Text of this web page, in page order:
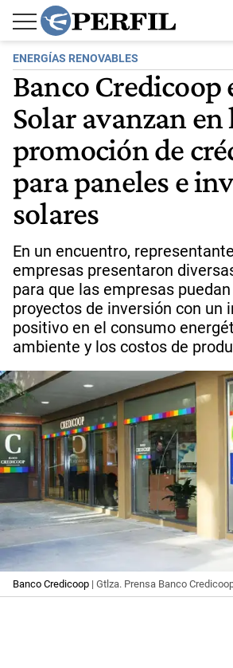
ENERGÍAS RENOVABLES
Banco Credicoop
Solar avanzan en
promoción de
para paneles e
solares
En un encuentro,
empresas presentaron
para que las empresas
proyectos de inversión con un
positivo en el consumo
ambiente y los costos de
Banco Credicoop | Gtlza. Prensa Banco